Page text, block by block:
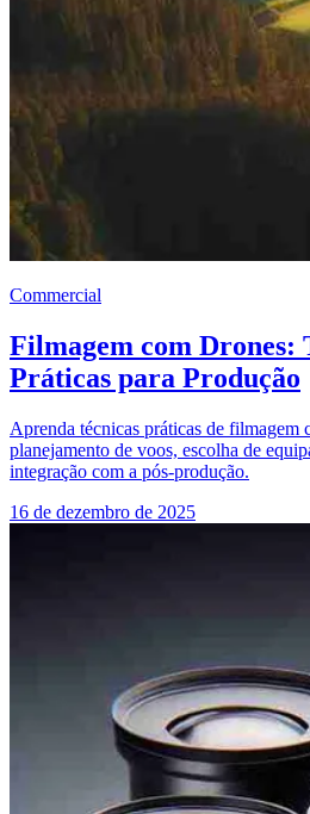
Commercial
Filmagem com Drones:
Práticas para Produção
Aprenda técnicas práticas de filmagem
planejamento de voos, escolha de
integração com a pós‑produção.
16 de dezembro de 2025